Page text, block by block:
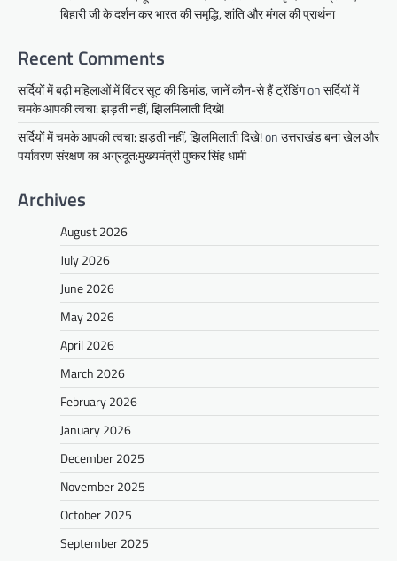
बिहारी जी के दर्शन कर भारत की समृद्धि, शांति और मंगल की प्रार्थना
Recent Comments
सर्दियों में बढ़ी महिलाओं में विंटर सूट की डिमांड, जानें कौन-से हैं ट्रेंडिंगonसर्दियों में
चमके आपकी त्वचा: झड़ती नहीं, झिलमिलाती दिखे!
सर्दियों में चमके आपकी त्वचा: झड़ती नहीं, झिलमिलाती दिखे!onउत्तराखंड बना खेल और
पर्यावरण संरक्षण का अग्रदूत:मुख्यमंत्री पुष्कर सिंह धामी
Archives
August 2026
July 2026
June 2026
May 2026
April 2026
March 2026
February 2026
January 2026
December 2025
November 2025
October 2025
September 2025